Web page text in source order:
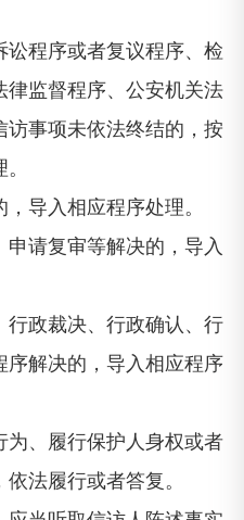
讼程序或者复议程序、检
律监督程序、公安机关法
事项未依法终结的，按
导入相应程序处理。
申请复审等解决的，导入
行政裁决、行政确认、行
序解决的，导入相应程序
为、履行保护人身权或者
法履行或者答复。